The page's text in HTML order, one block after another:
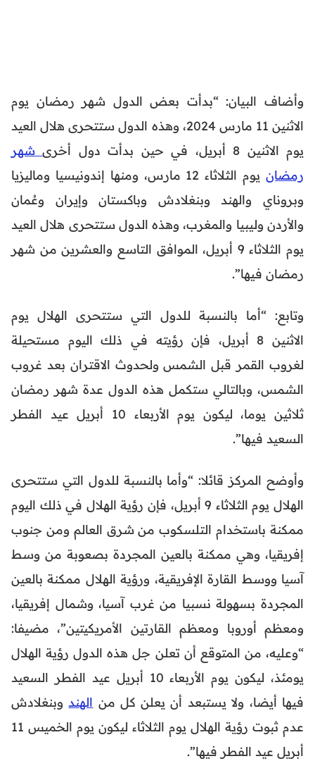
وأضاف البيان: “بدأت بعض الدول شهر رمضان يوم
الاثنين 11 مارس 2024، وهذه الدول ستتحرى هلال العيد
يوم الاثنين 8 أبريل، في حين بدأت دول أخرى
شهر
رمضان
يوم الثلاثاء 12 مارس، ومنها إندونيسيا وماليزيا
وبروناي والهند وبنغلادش وباكستان وإيران وعُمان
والأردن وليبيا والمغرب، وهذه الدول ستتحرى هلال العيد
يوم الثلاثاء 9 أبريل، الموافق التاسع والعشرين من شهر
رمضان فيها”.
وتابع: “أما بالنسبة للدول التي ستتحرى الهلال يوم
الاثنين 8 أبريل، فإن رؤيته في ذلك اليوم مستحيلة
لغروب القمر قبل الشمس ولحدوث الاقتران بعد غروب
الشمس، وبالتالي ستكمل هذه الدول عدة شهر رمضان
ثلاثين يوما، ليكون يوم الأربعاء 10 أبريل عيد الفطر
السعيد فيها”.
وأوضح المركز قائلا: “وأما بالنسبة للدول التي ستتحرى
الهلال يوم الثلاثاء 9 أبريل، فإن رؤية الهلال في ذلك اليوم
ممكنة باستخدام التلسكوب من شرق العالم ومن جنوب
إفريقيا، وهي ممكنة بالعين المجردة بصعوبة من وسط
آسيا ووسط القارة الإفريقية، ورؤية الهلال ممكنة بالعين
المجردة بسهولة نسبيا من غرب آسيا، وشمال إفريقيا،
ومعظم أوروبا ومعظم القارتين الأمريكيتين”، مضيفا:
“وعليه، من المتوقع أن تعلن جل هذه الدول رؤية الهلال
يومئذ، ليكون يوم الأربعاء 10 أبريل عيد الفطر السعيد
فيها أيضا، ولا يستبعد أن يعلن كل من الهندوبنغلادش
عدم ثبوت رؤية الهلال يوم الثلاثاء ليكون يوم الخميس 11
أبريل عيد الفطر فيها”.